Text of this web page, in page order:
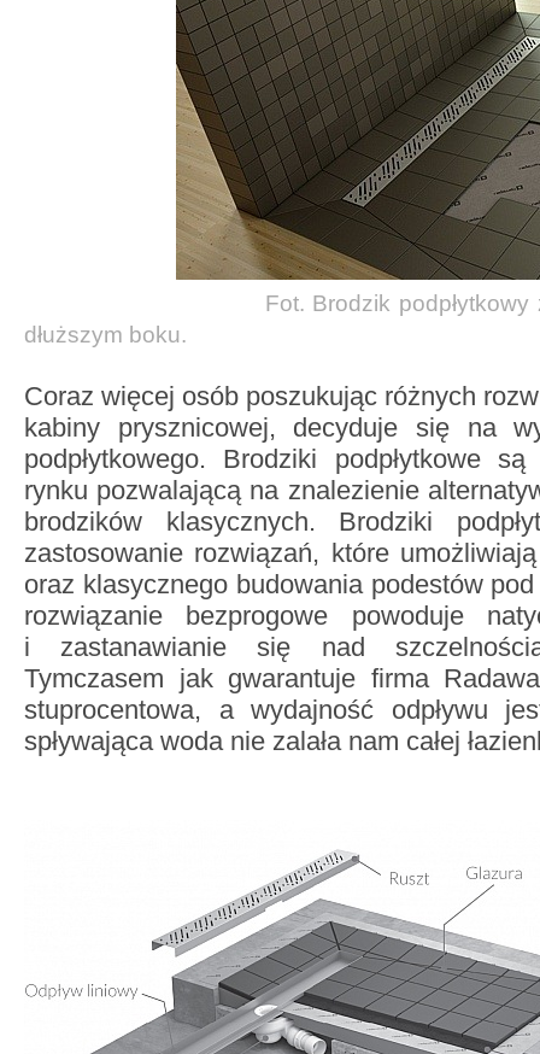
Fot. Brodzik
dłuższym boku.
Coraz więcej osób poszukując różnych
kabiny prysznicowej, decyduje się na
podpłytkowego. Brodziki podpłytkowe
rynku pozwalającą na znalezienie
brodzików klasycznych. Brodziki
zastosowanie rozwiązań, które
oraz klasycznego budowania podestów
rozwiązanie bezprogowe powoduje
i zastanawianie się nad
Tymczasem jak gwarantuje firma
stuprocentowa, a wydajność odpływu
spływająca woda nie zalała nam całej